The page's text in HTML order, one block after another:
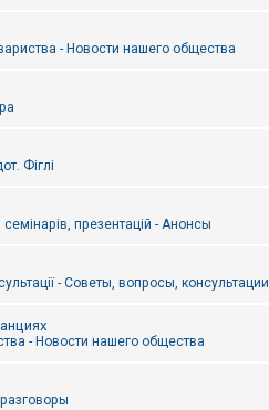
- Новости нашего общества
Фіглі
презентацій - Анонсы
- Советы, вопросы, консультации
- Новости нашего общества
разговоры